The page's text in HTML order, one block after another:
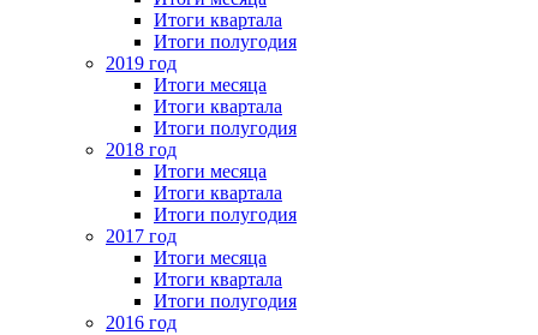
Итоги квартала
Итоги полугодия
2019 год
Итоги месяца
Итоги квартала
Итоги полугодия
2018 год
Итоги месяца
Итоги квартала
Итоги полугодия
2017 год
Итоги месяца
Итоги квартала
Итоги полугодия
2016 год